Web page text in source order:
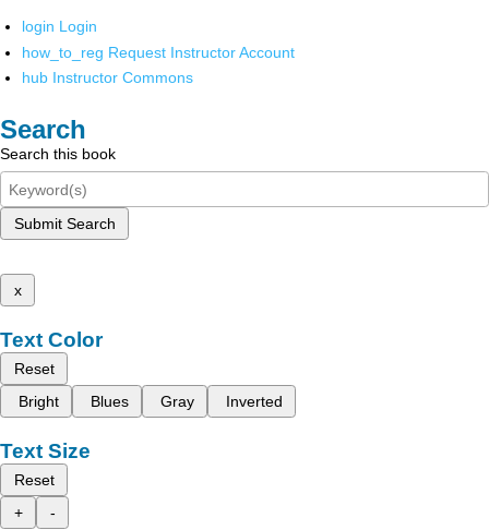
login Login
how_to_reg Request Instructor Account
hub Instructor Commons
Search
Search this book
Submit Search
x
Text Color
Reset
Bright
Blues Gray Inverted
Text Size
Reset
+
-